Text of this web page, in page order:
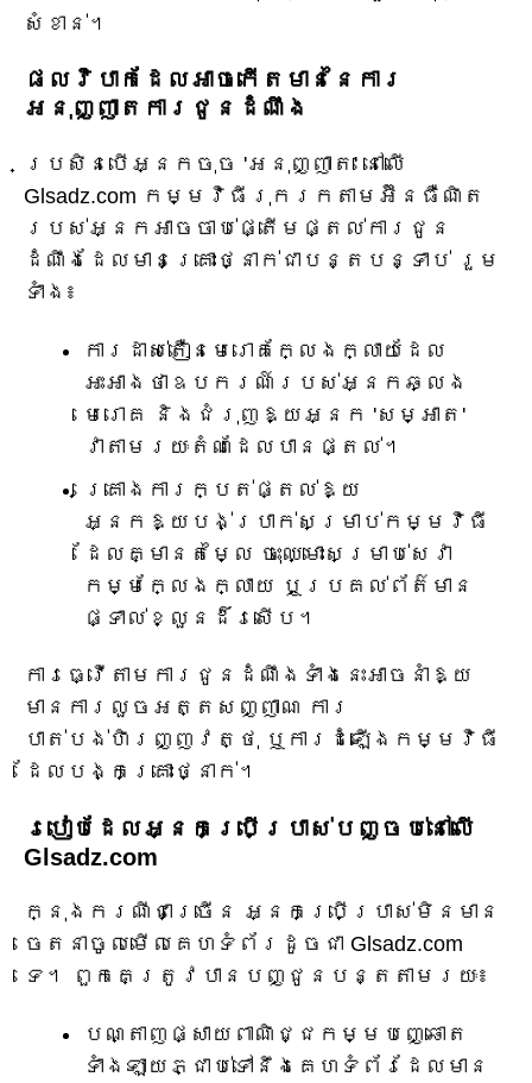
សំខាន់។
ផលវិបាកដែលអាចកើតមាននៃការ
អនុញ្ញាតការជូនដំណឹង
ប្រសិនបើអ្នកចុច 'អនុញ្ញាត' នៅលើ
Glsadz.com កម្មវិធីរុករកតាមអ៊ីនធឺណិត
របស់អ្នកអាចចាប់ផ្តើមផ្តល់ការជូន
ដំណឹងដែលមានគ្រោះថ្នាក់ជាបន្តបន្ទាប់ រួម
ទាំង៖
ការដាស់តឿនមេរោគក្លែងក្លាយដែល
អះអាងថាឧបករណ៍របស់អ្នកឆ្លង
មេរោគ និងជំរុញឱ្យអ្នក 'សម្អាត'
វាតាមរយៈតំណដែលបានផ្តល់។
គ្រោងការក្បត់ផ្តល់ឱ្យ
អ្នកឱ្យបង់ប្រាក់សម្រាប់កម្មវិធី
ដែលគ្មានតម្លៃ ចុះឈ្មោះសម្រាប់សេវា
កម្មក្លែងក្លាយ ឬប្រគល់ព័ត៌មាន
ផ្ទាល់ខ្លួនដ៏រសើប។
ការធ្វើតាមការជូនដំណឹងទាំងនេះអាចនាំឱ្យ
មានការលួចអត្តសញ្ញាណ ការ
បាត់បង់ហិរញ្ញវត្ថុ ឬការដំឡើងកម្មវិធី
ដែលបង្កគ្រោះថ្នាក់។
របៀបដែលអ្នកប្រើប្រាស់បញ្ចប់នៅលើ
Glsadz.com
ក្នុងករណីជាច្រើន អ្នកប្រើប្រាស់មិនមាន
ចេតនាចូលមើលគេហទំព័រដូចជា Glsadz.com
ទេ។ ពួកគេត្រូវបានបញ្ជូនបន្តតាមរយៈ៖
បណ្តាញផ្សាយពាណិជ្ជកម្មបញ្ឆោត
ទាំងឡាយភ្ជាប់ទៅនឹងគេហទំព័រដែលមាន